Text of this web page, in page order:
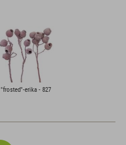
"frosted"-erika - 827